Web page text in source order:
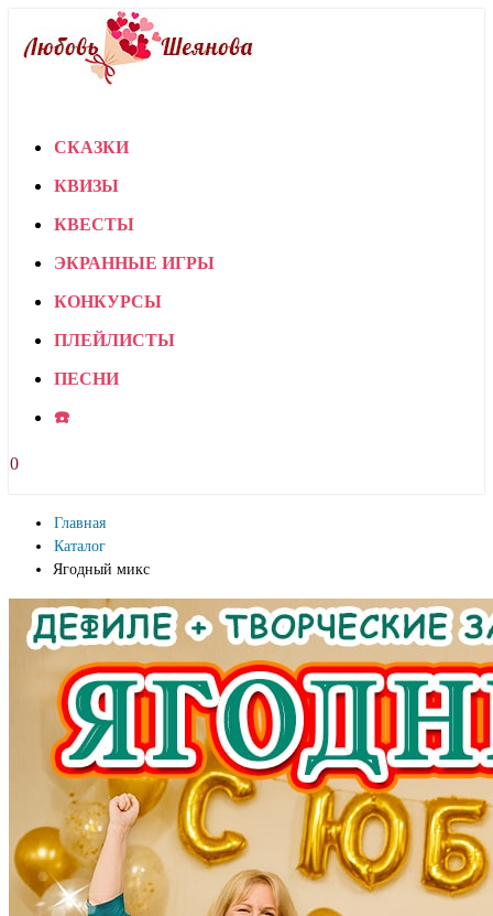
СКАЗКИ
КВИЗЫ
КВЕСТЫ
ЭКРАННЫЕ ИГРЫ
КОНКУРСЫ
ПЛЕЙЛИСТЫ
ПЕСНИ
☎️
0
Главная
Каталог
Ягодный микс